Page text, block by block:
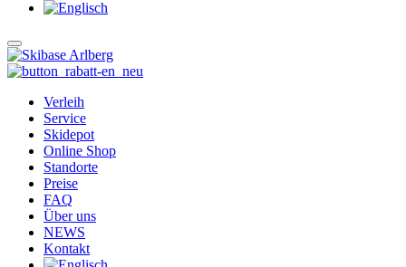
Verleih
Service
Skidepot
Online Shop
Standorte
Preise
FAQ
Über uns
NEWS
Kontakt